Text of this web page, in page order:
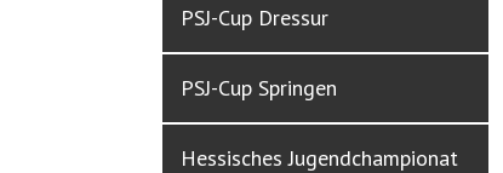
PSJ-Cup Dressur
PSJ-Cup Springen
Hessisches Jugendchampionat